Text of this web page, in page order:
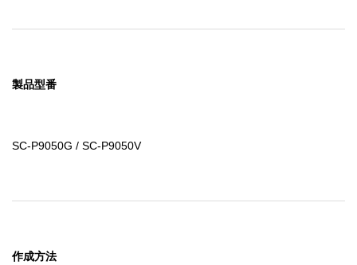
製品型番
SC-P9050G / SC-P9050V
作成方法